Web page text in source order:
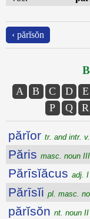
‹ părĭsŏn
A B C D E
P
Q R
părĭor tr. and intr.
Păris masc. noun
Părīsĭăcus adj. I
Părīsĭi pl. masc.
părĭsŏn nt. noun II